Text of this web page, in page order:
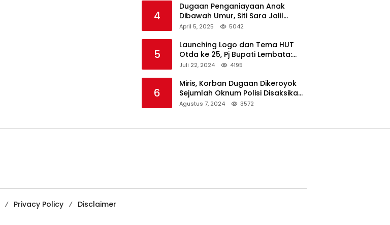
4
Dugaan Penganiayaan Anak
Dibawah Umur, Siti Sara Jalil
Seorang Warga Desa Normal 1
April 5, 2025 5042
5
Launching Logo dan Tema HUT
Otda ke 25, Pj Bupati Lembata:
Tema ini Bukan Sekedar Refleksi
Juli 22, 2024 4195
6
Miris, Korban Dugaan Dikeroyok
Sejumlah Oknum Polisi Disaksikan
Istri
Agustus 7, 2024 3572
Privacy Policy
Disclaimer